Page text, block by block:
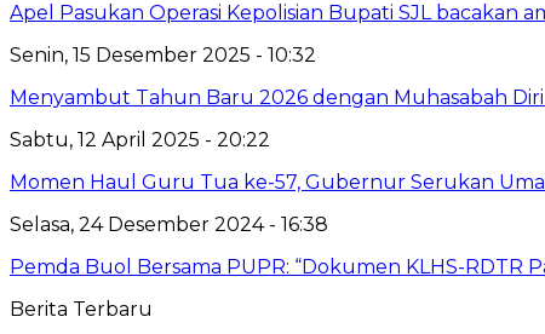
Apel Pasukan Operasi Kepolisian Bupati SJL bacakan
Senin, 15 Desember 2025 - 10:32
Menyambut Tahun Baru 2026 dengan Muhasabah Diri
Sabtu, 12 April 2025 - 20:22
Momen Haul Guru Tua ke-57, Gubernur Serukan
Selasa, 24 Desember 2024 - 16:38
Pemda Buol Bersama PUPR: “Dokumen KLHS-RDTR
Berita Terbaru